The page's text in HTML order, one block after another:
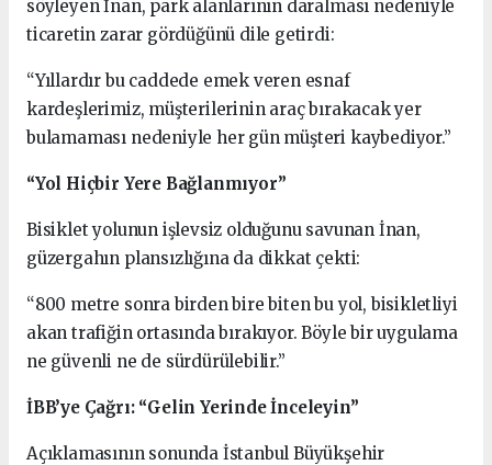
söyleyen İnan, park alanlarının daralması nedeniyle
ticaretin zarar gördüğünü dile getirdi:
“Yıllardır bu caddede emek veren esnaf
kardeşlerimiz, müşterilerinin araç bırakacak yer
bulamaması nedeniyle her gün müşteri kaybediyor.”
“Yol Hiçbir Yere Bağlanmıyor”
Bisiklet yolunun işlevsiz olduğunu savunan İnan,
güzergahın plansızlığına da dikkat çekti:
“800 metre sonra birden bire biten bu yol, bisikletliyi
akan trafiğin ortasında bırakıyor. Böyle bir uygulama
ne güvenli ne de sürdürülebilir.”
İBB’ye Çağrı: “Gelin Yerinde İnceleyin”
Açıklamasının sonunda İstanbul Büyükşehir